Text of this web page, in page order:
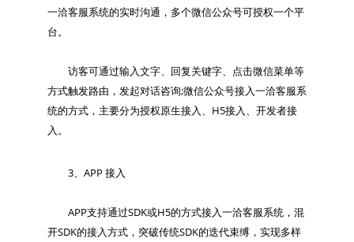
一洽客服系统的实时沟通，多个微信公众号可授权一个平
台。
访客可通过输入文字、回复关键字、点击微信菜单等
方式触发路由，发起对话咨询;微信公众号接入一洽客服系
统的方式，主要分为授权原生接入、H5接入、开发者接
3、APP 接入
APP支持通过SDK或H5的方式接入一洽客服系统，混
开SDK的接入方式，突破传统SDK的迭代束缚，实现多样